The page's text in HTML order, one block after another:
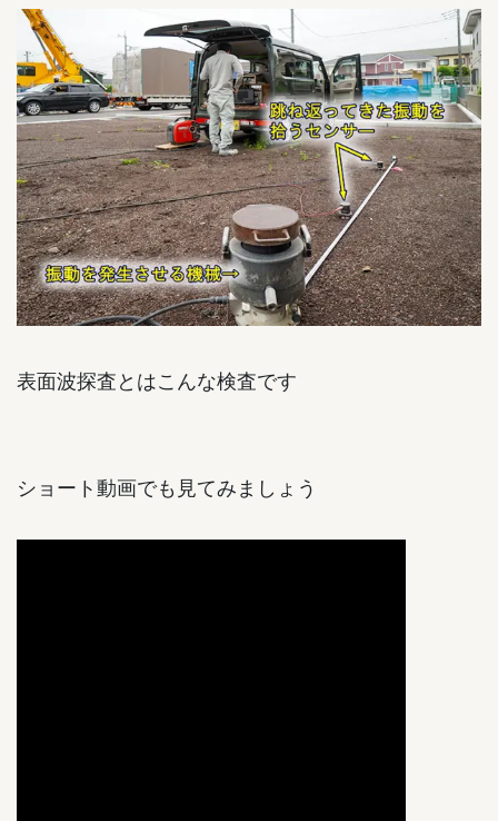
表面波探査とはこんな検査です
ショート動画でも見てみましょう